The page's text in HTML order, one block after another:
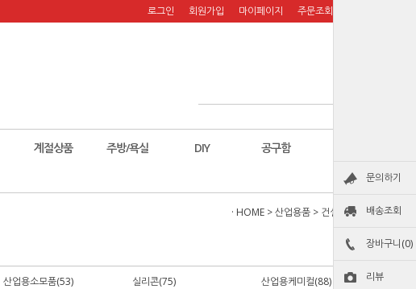
문의하기
배송조회
장바구니(0)
리뷰
로그인 회원가입 마이페이지 주문조회
계절상품 주방/욕실 DIY 공구함
· HOME >산업용품 > 건설현장비품
산업용소모품(53) 실리콘(75)
산업용케미컬(88)